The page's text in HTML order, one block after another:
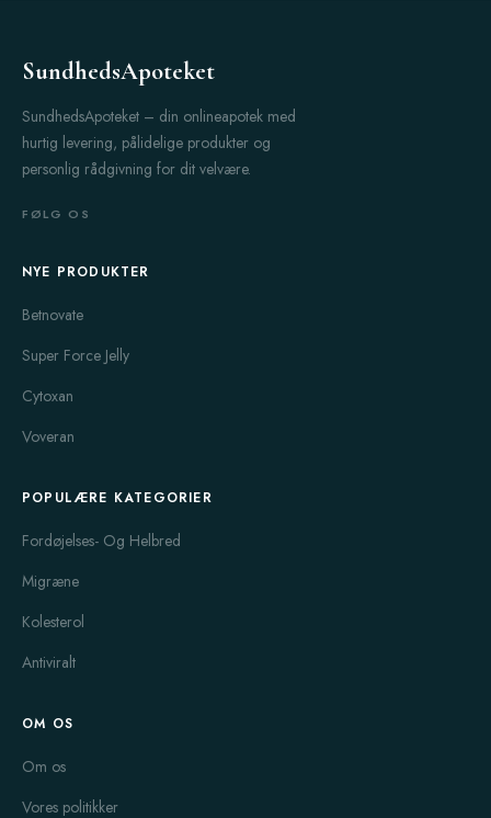
SundhedsApoteket
SundhedsApoteket – din onlineapotek med
hurtig levering, pålidelige produkter og
personlig rådgivning for dit velvære.
FØLG OS
NYE PRODUKTER
Betnovate
Super Force Jelly
Cytoxan
Voveran
POPULÆRE KATEGORIER
Fordøjelses- Og Helbred
Migræne
Kolesterol
Antiviralt
OM OS
Om os
Vores politikker